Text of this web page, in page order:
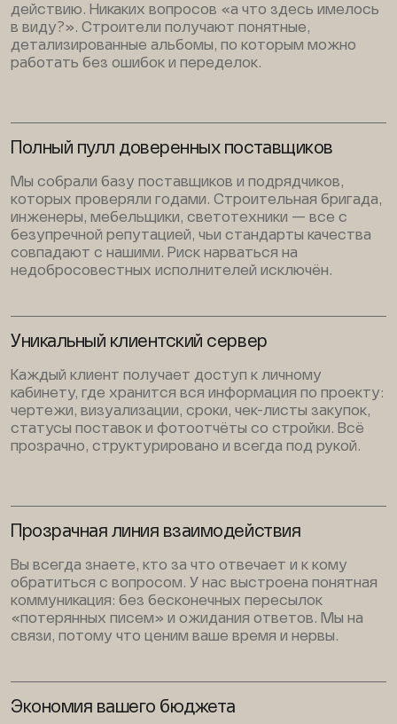
действию. Никаких вопросов «а что здесь имелось
в виду?». Строители получают понятные,
детализированные альбомы, по которым можно
работать без ошибок и переделок.
Полный пулл доверенных поставщиков
Мы собрали базу поставщиков и подрядчиков,
которых проверяли годами. Строительная бригада,
инженеры, мебельщики, светотехники — все с
безупречной репутацией, чьи стандарты качества
совпадают с нашими. Риск нарваться на
недобросовестных исполнителей исключён.
Уникальный клиентский сервер
Каждый клиент получает доступ к личному
кабинету, где хранится вся информация по проекту:
чертежи, визуализации, сроки, чек-листы закупок,
статусы поставок и фотоотчёты со стройки. Всё
прозрачно, структурировано и всегда под рукой.
Прозрачная линия взаимодействия
Вы всегда знаете, кто за что отвечает и к кому
обратиться с вопросом. У нас выстроена понятная
коммуникация: без бесконечных пересылок
«потерянных писем» и ожидания ответов. Мы на
связи, потому что ценим ваше время и нервы.
Экономия вашего бюджета